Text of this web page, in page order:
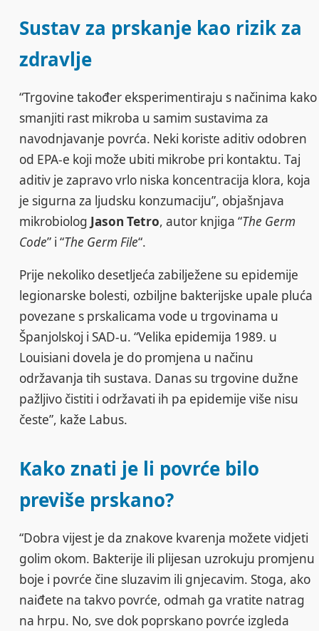
Sustav za prskanje kao rizik za
zdravlje
“Trgovine također eksperimentiraju s načinima kako
smanjiti rast mikroba u samim sustavima za
navodnjavanje povrća. Neki koriste aditiv odobren
od EPA-e koji može ubiti mikrobe pri kontaktu. Taj
aditiv je zapravo vrlo niska koncentracija klora, koja
je sigurna za ljudsku konzumaciju”, objašnjava
mikrobiolog Jason Tetro, autor knjiga “The Germ
Code” i “The Germ File“.
Prije nekoliko desetljeća zabilježene su epidemije
legionarske bolesti, ozbiljne bakterijske upale pluća
povezane s prskalicama vode u trgovinama u
Španjolskoj i SAD-u. “Velika epidemija 1989. u
Louisiani dovela je do promjena u načinu
održavanja tih sustava. Danas su trgovine dužne
pažljivo čistiti i održavati ih pa epidemije više nisu
česte”, kaže Labus.
Kako znati je li povrće bilo
previše prskano?
“Dobra vijest je da znakove kvarenja možete vidjeti
golim okom. Bakterije ili plijesan uzrokuju promjenu
boje i povrće čine sluzavim ili gnjecavim. Stoga, ako
naiđete na takvo povrće, odmah ga vratite natrag
na hrpu. No, sve dok poprskano povrće izgleda